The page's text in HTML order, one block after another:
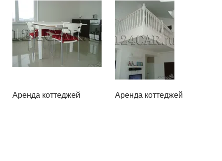
Аренда коттеджей Аренда коттеджей